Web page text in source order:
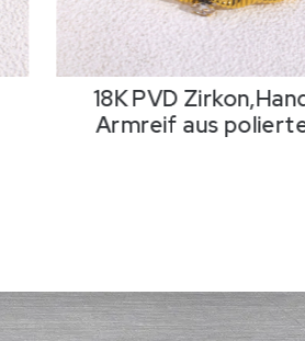
18K PVD
Armreif aus